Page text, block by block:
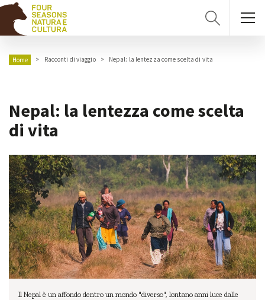
Home Racconti di viaggio Nepal: la lentezza come scelta di vita
Nepal: la lentezza come scelta
di vita
Il Nepal è un affondo dentro un mondo "diverso", lontano anni luce dalle